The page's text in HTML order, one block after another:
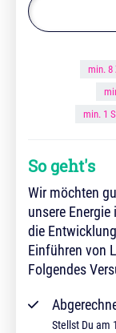
min. 8
min. 1
So geht's
Wir möchten
unsere
die
Einführen von
Folgendes
Stellst Du am